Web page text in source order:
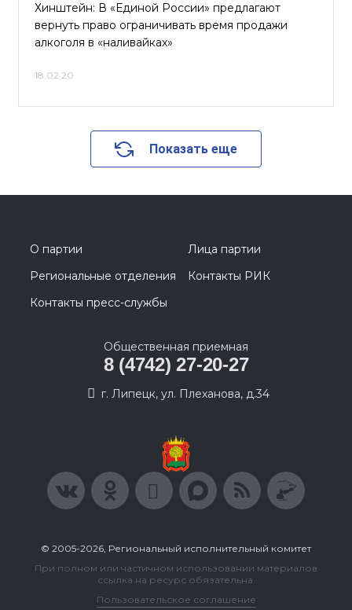
Хинштейн: В «Единой России» предлагают
вернуть право ограничивать время продажи
алкоголя в «наливайках»
18.02.20
Показать еще
О партии
Лица партии
Региональные отделения
Контакты РИК
Контакты пресс-службы
Общественная приемная
8 (4742) 27-20-27
г. Липецк, ул. Плеханова, д.34
© 2005-2026, Региональный исполнительный комитет
При полном или частичном использовании материалов
ссылка на ресурс обязательна.
Пользовательское соглашение